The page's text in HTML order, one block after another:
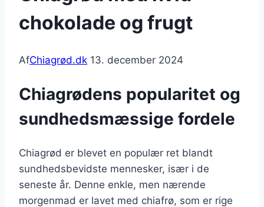
chokolade og frugt
AfChiagrød.dk 13. december 2024
Chiagrødens popularitet og
sundhedsmæssige fordele
Chiagrød er blevet en populær ret blandt
sundhedsbevidste mennesker, især i de
seneste år. Denne enkle, men nærende
morgenmad er lavet med chiafrø, som er rige